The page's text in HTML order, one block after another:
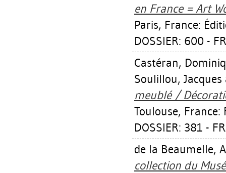
en France = Art
Paris, France:
DOSSIER: 600 -
Castéran,
Soulillou, Jacques
meublé /
Toulouse, France:
DOSSIER: 381 -
de la Beaumelle,
collection du